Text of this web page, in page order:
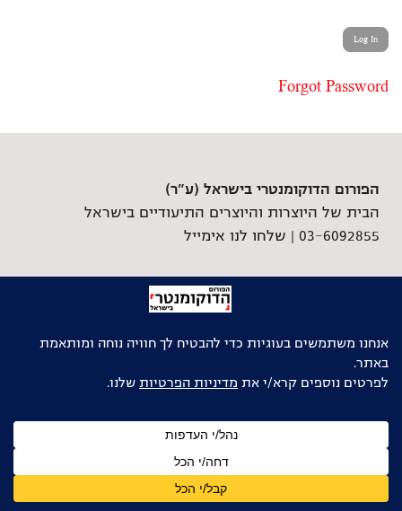
Forgot Password
הפורום הדוקומנטרי בישראל (ע"ר)
הבית של היוצרות והיוצרים התיעודיים בישראל
03-6092855 |
שלחו לנו אימייל
העמוד